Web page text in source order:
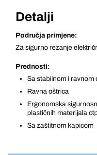
Detalji
Područja primjene:
Za sigurno rezanje
Prednosti:
Sa stabilnom i ravnom
Ravna oštrica
Ergonomska
plastičnih materijala
Sa zaštitnom kapicom